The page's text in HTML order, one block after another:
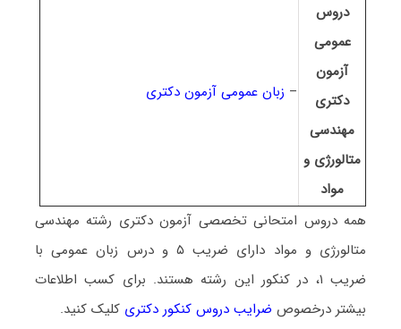
دروس
عمومی
آزمون
دکتری
مهندسی
متالورژی و
مواد
– زبان عمومی آزمون دکتری
همه دروس امتحانی تخصصی آزمون دکتری رشته مهندسی
متالورژی و مواد دارای ضریب ۵ و درس زبان عمومی با
ضریب ۱، در کنکور این رشته هستند.
برای کسب اطلاعات
بیشتر درخصوص ضرایب دروس کنکور دکتری کلیک کنید.